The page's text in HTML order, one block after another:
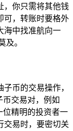
，你只需将其他钱
可，转账时要格外
海中找准航向一
及。
币的交易操作，
币交易对，例如
位精明的投资者一
交易时，要密切关